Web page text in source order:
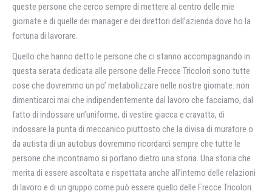
queste persone che cerco sempre di mettere al centro delle mie
giornate e di quelle dei manager e dei direttori dell’azienda dove ho la
fortuna di lavorare.
Quello che hanno detto le persone che ci stanno accompagnando in
questa serata dedicata alle persone delle Frecce Tricolori sono tutte
cose che dovremmo un po’ metabolizzare nelle nostre giornate: non
dimenticarci mai che indipendentemente dal lavoro che facciamo, dal
fatto di indossare un’uniforme, di vestire giacca e cravatta, di
indossare la punta di meccanico piuttosto che la divisa di muratore o
da autista di un autobus dovremmo ricordarci sempre che tutte le
persone che incontriamo si portano dietro una storia. Una storia che
merita di essere ascoltata e rispettata anche all’interno delle relazioni
di lavoro e di un gruppo come può essere quello delle Frecce Tricolori.